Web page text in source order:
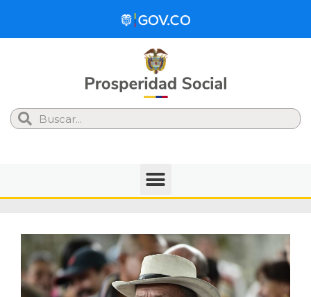
Search